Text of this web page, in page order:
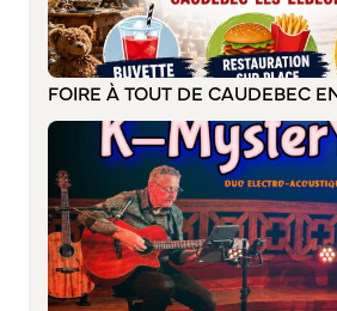
FOIRE À TOUT DE CAUDEBEC
Cadre de vie
Parcs et jardins
Entretien durable des espaces
Concours des maisons et balcons
Entretien des haies
Aide à l’achat d’un composteur ou
S’informer
Application